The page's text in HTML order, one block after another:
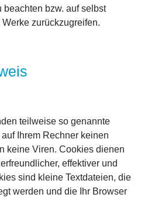
beachten bzw. auf selbst
zurückzugreifen.
teilweise so genannte
Ihrem Rechner keinen
keine Viren. Cookies dienen
effektiver und
sind kleine Textdateien, die
werden und die Ihr Browser